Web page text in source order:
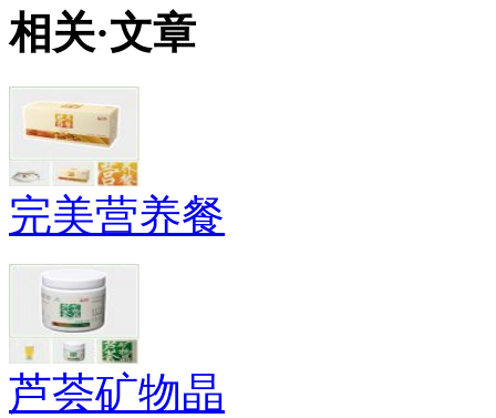
相关·文章
完美营养餐
芦荟矿物晶